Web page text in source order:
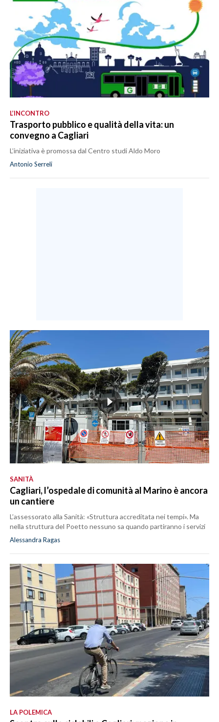
SALUTE
SARDEGNA TURISMO
SARDI NEL MONDO
NOTIZIE
EVENTI
#CARAUNIONE
3 MINUTI CON
INSULARITÀ
L’INCONTRO
Trasporto pubblico e qualità della vita: un
convegno a Cagliari
L’iniziativa è promossa dal Centro studi Aldo Moro
Antonio Serreli
SANITÀ
Cagliari, l’ospedale di comunità al Marino è ancora
un cantiere
L’assessorato alla Sanità: «Struttura accreditata nei tempi». Ma
nella struttura del Poetto nessuno sa quando partiranno i servizi
Alessandra Ragas
LA POLEMICA